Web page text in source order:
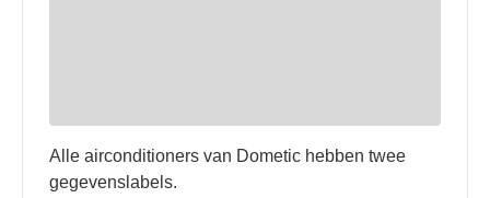
Alle airconditioners van Dometic hebben twee
gegevenslabels.